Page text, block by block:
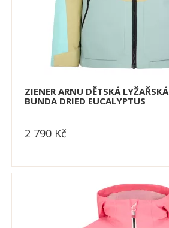
ZIENER ARNU DĚTSKÁ LYŽAŘSKÁ
BUNDA DRIED EUCALYPTUS
2 790 Kč